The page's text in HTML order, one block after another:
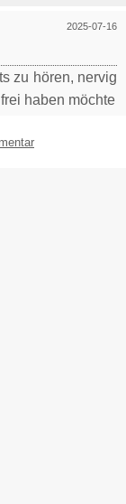
2025-07-16
zu hören, nervig
haben möchte